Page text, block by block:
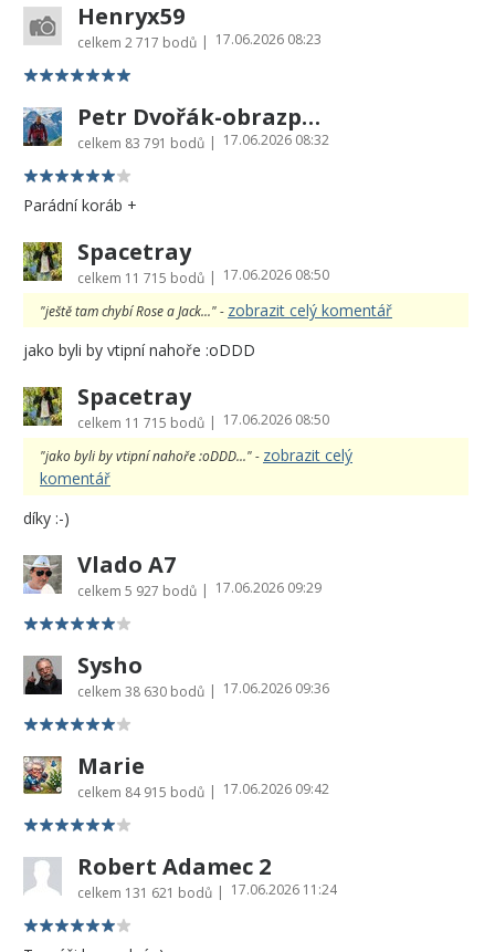
Henryx59
celkem 2 717 bodů | 17.06.2026 08:23
Petr Dvořák-obrazprovas.cz
celkem 83 791 bodů | 17.06.2026 08:32
Parádní koráb +
Spacetray
celkem 11 715 bodů | 17.06.2026 08:50
"ještě tam chybí Rose a Jack..." - zobrazit celý komentář
jako byli by vtipní nahoře :oDDD
Spacetray
celkem 11 715 bodů | 17.06.2026 08:50
"jako byli by vtipní nahoře :oDDD..." - zobrazit celý
komentář
díky :-)
Vlado A7
celkem 5 927 bodů | 17.06.2026 09:29
Sysho
celkem 38 630 bodů | 17.06.2026 09:36
Marie
celkem 84 915 bodů | 17.06.2026 09:42
Robert Adamec 2
celkem 131 621 bodů | 17.06.2026 11:24